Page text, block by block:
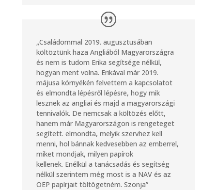
„Családommal 2019. augusztusában
költöztünk haza Angliából Magyarországra
és nem is tudom Erika segítsége nélkül,
hogyan ment volna. Erikával már 2019.
májusa környékén felvettem a kapcsolatot
és elmondta lépésről lépésre, hogy mik
lesznek az angliai és majd a magyarországi
tennivalók. De nemcsak a költözés előtt,
hanem már Magyarországon is rengeteget
segített. elmondta, melyik szervhez kell
menni, hol bánnak kedvesebben az emberrel,
miket mondjak, milyen papírok
kellenek. Enélkül a tanácsadás és segítség
nélkül szerintem még most is a NAV és az
OEP papírjait töltögetném. Szonja”